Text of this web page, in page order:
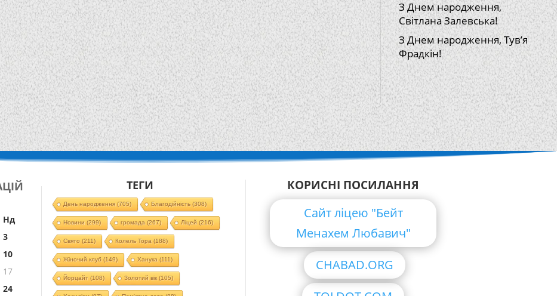
З Днем народження,
Світлана Залевська!
З Днем народження, Тув’я
Фрадкін!
Нд
3
10
17
24
ТЕГИ
День народження(705) Благодійність (308)
Новини (299) громада (267) Ліцей (216)
Свято (211) Колель Тора (188)
Жіночий клуб (149) Ханука (111)
Йорцайт (108) Золотий вік(105)
КОРИСНІ ПОСИЛАННЯ
Сайт ліцею "Бейт
Менахем Любавич"
CHABAD.ORG